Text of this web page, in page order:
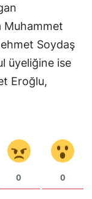
Muhammet
Soydaş
üyeliğine ise
Eroğlu,
0 0